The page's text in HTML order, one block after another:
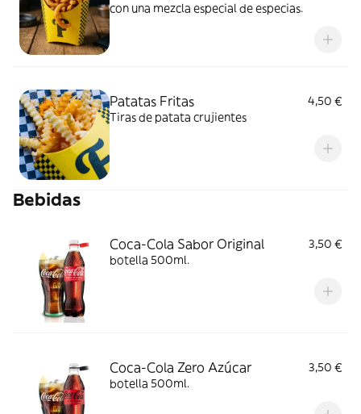
con una mezcla especial de especias.
Patatas Fritas
4,50 €
Tiras de patata crujientes
Bebidas
Coca-Cola Sabor Original
3,50 €
botella 500ml.
Coca-Cola Zero Azúcar
3,50 €
botella 500ml.